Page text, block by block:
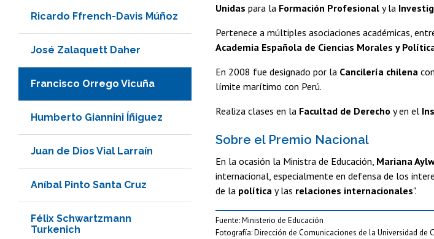
Ricardo Ffrench-Davis Múñoz
José Zalaquett Daher
Francisco Orrego Vicuña
Humberto Giannini Íñiguez
Juan de Dios Vial Larraín
Aníbal Pinto Santa Cruz
Félix Schwartzmann
Turkenich
Unidas para la Formación Profesional y la
Pertenece a múltiples asociaciones académicas,
Academia Española de Ciencias Morales y
En 2008 fue designado por la Cancilería chilena
límite marítimo con Perú.
Realiza clases en la Facultad de Derecho y en el
Sobre el Premio Nacional
En la ocasión la Ministra de Educación, Mariana
internacional, especialmente en defensa de los
de la política y las relaciones internacionales".
Fuente: Ministerio de Educación
Fotografía: Dirección de Comunicaciones de la Universidad de